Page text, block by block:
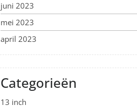
juni 2023
mei 2023
april 2023
Categorieën
13 inch